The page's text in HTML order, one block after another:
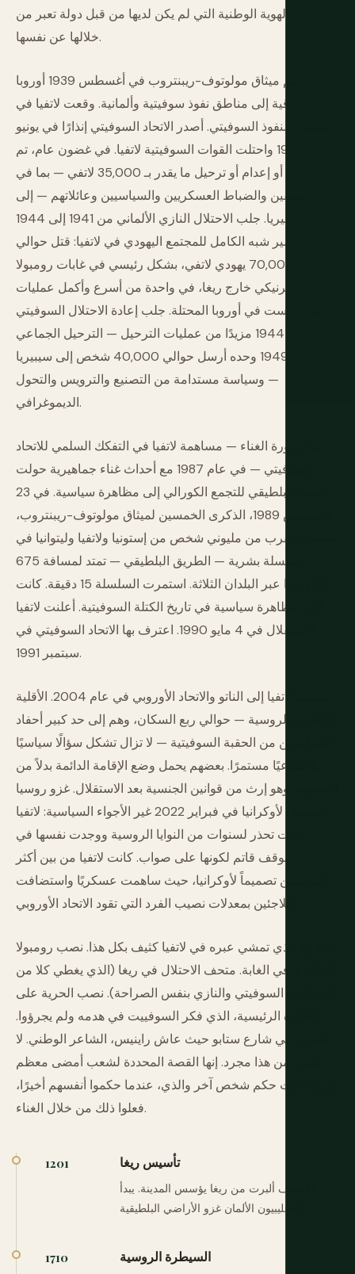
والتعليم والهوية الوطنية التي لم يكن لديها من قبل دولة تعبر من
خلالها عن نفسها.
قسم ميثاق مولوتوف-ريبنتروب في أغسطس 1939 أوروبا
الشرقية إلى مناطق نفوذ سوفيتية وألمانية. وقعت لاتفيا في
منطقة النفوذ السوفيتي. أصدر الاتحاد السوفيتي إنذارًا في يونيو
1940 واحتلت القوات السوفيتية لاتفيا. في غضون عام، تم
اعتقال أو إعدام أو ترحيل ما يقدر بـ 35,000 لاتفي — بما في
ذلك المثقفين والضباط العسكريين والسياسيين وعائلاتهم — إلى
سيبيريا. جلب الاحتلال النازي الألماني من 1941 إلى 1944
التدمير شبه الكامل للمجتمع اليهودي في لاتفيا: قتل حوالي
70,000 يهودي لاتفي، بشكل رئيسي في غابات رومبولا
وبيكرنيكي خارج ريغا، في واحدة من أسرع وأكمل عمليات
الهولوكوست في أوروبا المحتلة. جلب إعادة الاحتلال السوفيتي
من عام 1944 مزيدًا من عمليات الترحيل — الترحيل الجماعي
في يونيو 1949 وحده أرسل حوالي 40,000 شخص إلى سيبيريا
— وسياسة مستدامة من التصنيع والترويس والتحول
الديموغرافي.
بدأت ثورة الغناء — مساهمة لاتفيا في التفكك السلمي للاتحاد
السوفيتي — في عام 1987 مع أحداث غناء جماهيرية حولت
التقليد البلطيقي للتجمع الكورالي إلى مظاهرة سياسية. في 23
أغسطس 1989، الذكرى الخمسين لميثاق مولوتوف-ريبنتروب،
انضم ما يقرب من مليوني شخص من إستونيا ولاتفيا وليتوانيا في
سلسلة بشرية — الطريق البلطيقي — تمتد لمسافة 675
كيلومترًا عبر البلدان الثلاثة. استمرت السلسلة 15 دقيقة. كانت
أكبر مظاهرة سياسية في تاريخ الكتلة السوفيتية. أعلنت لاتفيا
الاستقلال في 4 مايو 1990. اعترف بها الاتحاد السوفيتي في
سبتمبر 1991.
انضمت لاتفيا إلى الناتو والاتحاد الأوروبي في عام 2004. الأقلية
الناطقة بالروسية — حوالي ربع السكان، وهم إلى حد كبير أحفاد
المهاجرين من الحقبة السوفيتية — لا تزال تشكل سؤالًا سياسيًا
واجتماعيًا مستمرًا. بعضهم يحمل وضع الإقامة الدائمة بدلاً من
الجنسية، وهو إرث من قوانين الجنسية بعد الاستقلال. غزو روسيا
الشامل لأوكرانيا في فبراير 2022 غير الأجواء السياسية: لاتفيا
كانت تحذر لسنوات من النوايا الروسية ووجدت نفسها في
موقف قاتم لكونها على صواب. كانت لاتفيا من بين أكثر
الداعمين تصميماً لأوكرانيا، حيث ساهمت عسكريًا واستضافت
التاريخ الذي تمشي عبره في لاتفيا كثيف بكل هذا. نصب رومبولا
التذكاري في الغابة. متحف الاحتلال في ريغا (الذي يغطي كلا من
الاحتلالين السوفيتي والنازي بنفس الصراحة). نصب الحرية على
الجادة الرئيسية، الذي فكر السوفييت في هدمه ولم يجرؤوا.
المنزل في شارع ستابو حيث عاش راينيس، الشاعر الوطني. لا
شيء من هذا مجرد. إنها القصة المحددة لشعب أمضى معظم
تاريخه تحت حكم شخص آخر والذي، عندما حكموا أنفسهم أخيرًا،
فعلوا ذلك من خلال الغناء.
1201 تأسيس ريغا
الأسقف ألبرت من ريغا يؤسس المدينة. يبدأ
1710 السيطرة الروسية